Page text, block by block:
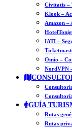
Civitatis –
Klook –
Amazon –
IATI –
Omio –
NordVPN
GUÍA
Rutas
Rutas